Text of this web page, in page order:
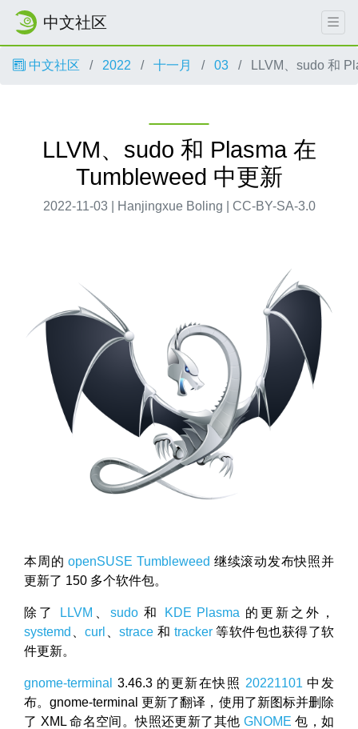
中文社区
中文社区 2022 十一月 03 LLVM、sudo 和
LLVM、sudo 和 Plasma 在
Tumbleweed 中更新
2022-11-03 | Hanjingxue Boling | CC-BY-SA-3.0
本周的openSUSE Tumbleweed 继续滚动发布快照并
更新了 150 多个软件包。
除了 LLVM sudo和 KDE Plasma 的更新之外，
systemd
curl strace 和 tracker等软件包也获得了软
件更新。
gnome-terminal 3.46.3 的更新在快照 20221101 中发
布。gnome-terminal 更新了翻译，使用了新图标并删除
了 XML 命名空间。快照还更新了其他 GNOME 包，如